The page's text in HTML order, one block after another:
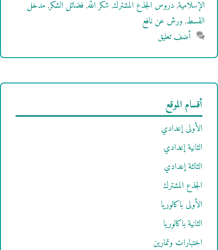
الإسلامية,دروس الجذع المشترك,شكر الله,فضائل الشكر,مدخل
القسط,ورش عن نافع
أضف تعليق
أقسام الموقع
الأولى إعدادي
الثانية إعدادي
الثالثة إعدادي
الجذع المشترك
الأولى باكالوريا
الثانية باكالوريا
اختبارات وتمارين